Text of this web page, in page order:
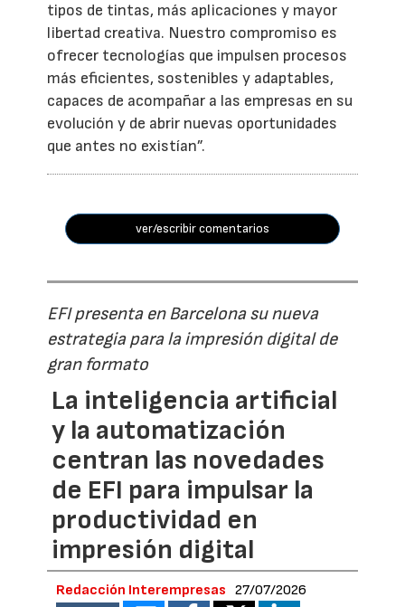
tipos de tintas, más aplicaciones y mayor
libertad creativa. Nuestro compromiso es
ofrecer tecnologías que impulsen procesos
más eficientes, sostenibles y adaptables,
capaces de acompañar a las empresas en su
evolución y de abrir nuevas oportunidades
que antes no existían”.
ver/escribir comentarios
EFI presenta en Barcelona su nueva
estrategia para la impresión digital de
gran formato
La inteligencia artificial
y la automatización
centran las novedades
de EFI para impulsar la
productividad en
impresión digital
Redacción Interempresas 27/07/2026